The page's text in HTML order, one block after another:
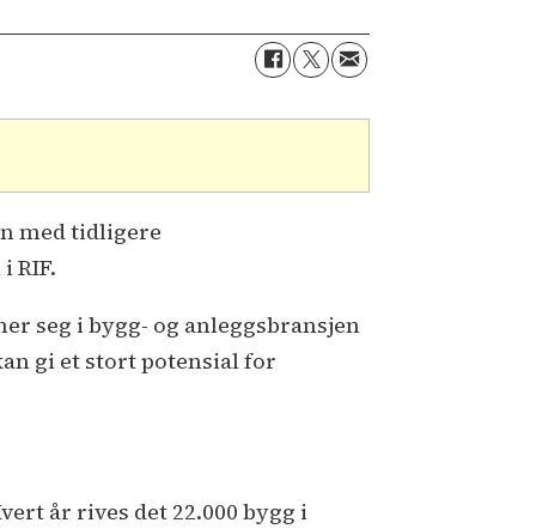
med tidligere
RIF.
seg i bygg- og anleggsbransjen
gi et stort potensial for
år rives det 22.000 bygg i